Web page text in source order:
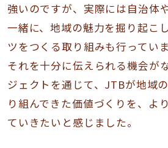
強いのですが、実際には自治体
一緒に、地域の魅力を掘り起こ
ツをつくる取り組みも行ってい
それを十分に伝えられる機会が
ジェクトを通じて、JTBが地域
り組んできた価値づくりを、よ
ていきたいと感じました。